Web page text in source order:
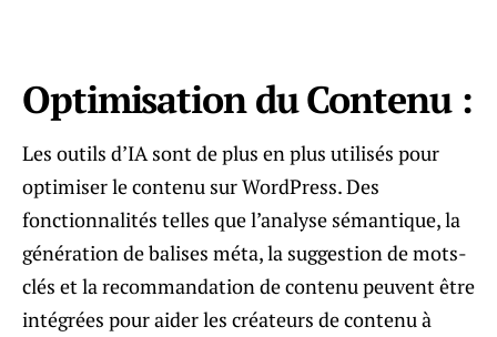
Optimisation du Contenu :
Les outils d’IA sont de plus en plus utilisés pour
optimiser le contenu sur WordPress. Des
fonctionnalités telles que l’analyse sémantique, la
génération de balises méta, la suggestion de mots-
clés et la recommandation de contenu peuvent être
intégrées pour aider les créateurs de contenu à